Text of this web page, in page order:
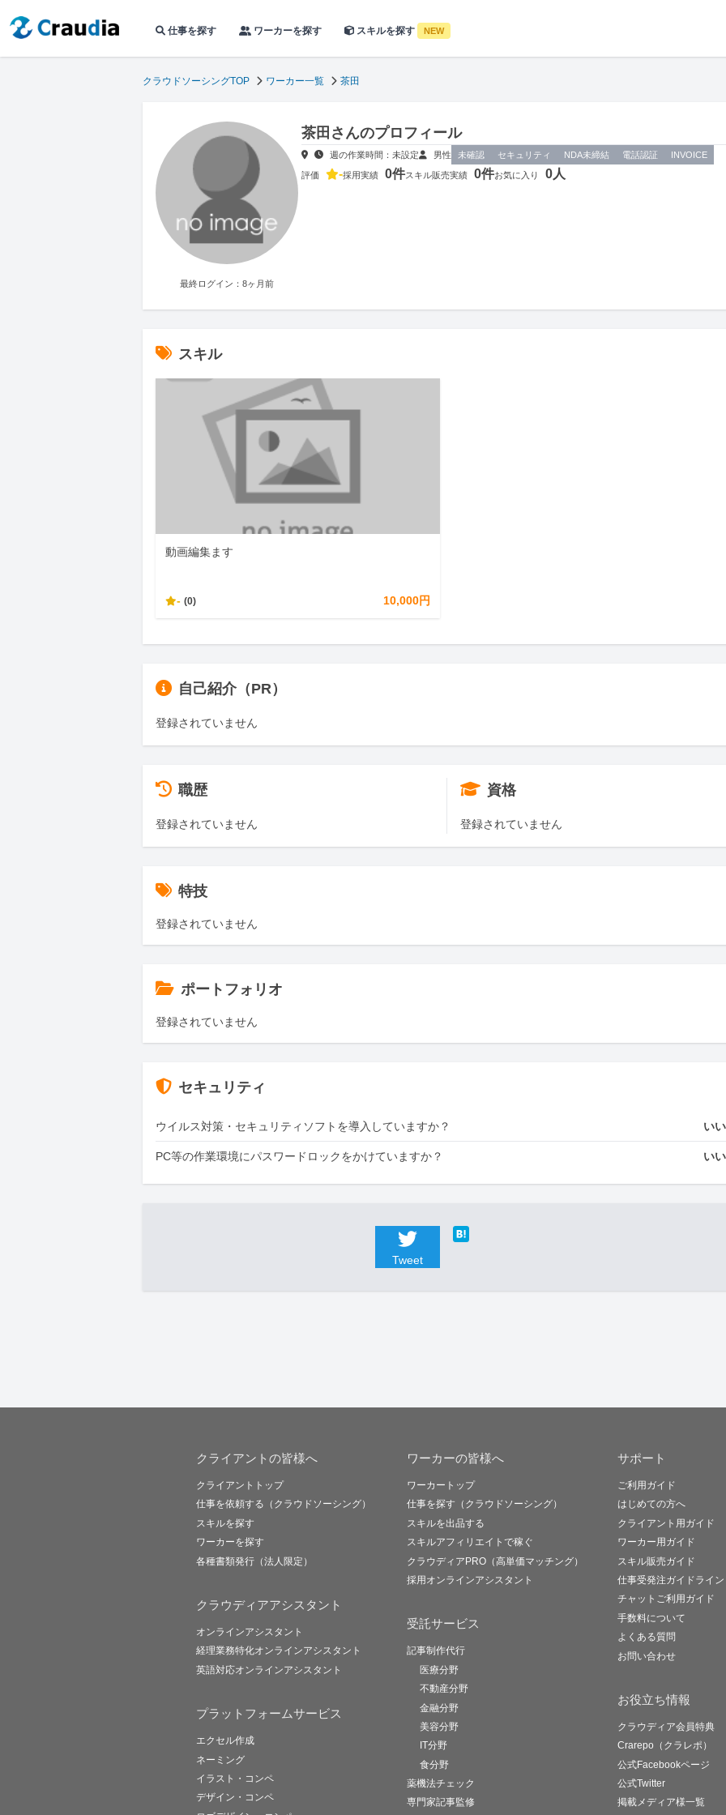
仕事を探す ワーカーを探す スキルを探す NEW
クラウドソーシングTOP ワーカー一覧 茶田
最終ログイン：8ヶ月前
茶田さんのプロフィール
週の作業時間：未設定 男性 未確認 セキュリティ NDA未締結 電話認証 INVOICE
評価 -採用実績 0件スキル販売実績 0件お気に入り 0人
スキル
動画編集ます
- (0) 10,000円
自己紹介（PR）
登録されていません
職歴
登録されていません
資格
登録されていません
特技
登録されていません
ポートフォリオ
登録されていません
セキュリティ
ウイルス対策・セキュリティソフトを導入していますか？ い
PC等の作業環境にパスワードロックをかけていますか？ い
Tweet
クライアントの皆様へ
クライアントトップ
仕事を依頼する（クラウドソーシング）
スキルを探す
ワーカーを探す
各種書類発行（法人限定）
クラウディアアシスタント
オンラインアシスタント
経理業務特化オンラインアシスタント
英語対応オンラインアシスタント
プラットフォームサービス
エクセル作成
ネーミング
イラスト・コンペ
デザイン・コンペ
ワーカーの皆様へ
ワーカートップ
仕事を探す（クラウドソーシング）
スキルを出品する
スキルアフィリエイトで稼ぐ
クラウディアPRO（高単価マッチング）
採用オンラインアシスタント
受託サービス
記事制作代行
医療分野
不動産分野
金融分野
美容分野
IT分野
食分野
薬機法チェック
専門家記事監修
サポート
ご利用ガイド
はじめての方へ
クライアント用ガイド
ワーカー用ガイド
スキル販売ガイド
仕事受発注ガイドライン
チャットご利用ガイド
手数料について
よくある質問
お問い合わせ
お役立ち情報
クラウディア会員特典
Crarepo（クラレポ）
公式Facebookページ
公式Twitter
掲載メディア様一覧